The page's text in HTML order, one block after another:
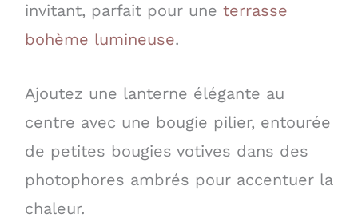
invitant, parfait pour une terrasse
bohème lumineuse.
Ajoutez une lanterne élégante au
centre avec une bougie pilier, entourée
de petites bougies votives dans des
photophores ambrés pour accentuer la
chaleur.